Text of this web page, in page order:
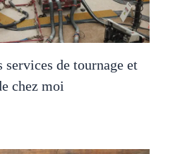
services de tournage et
chez moi